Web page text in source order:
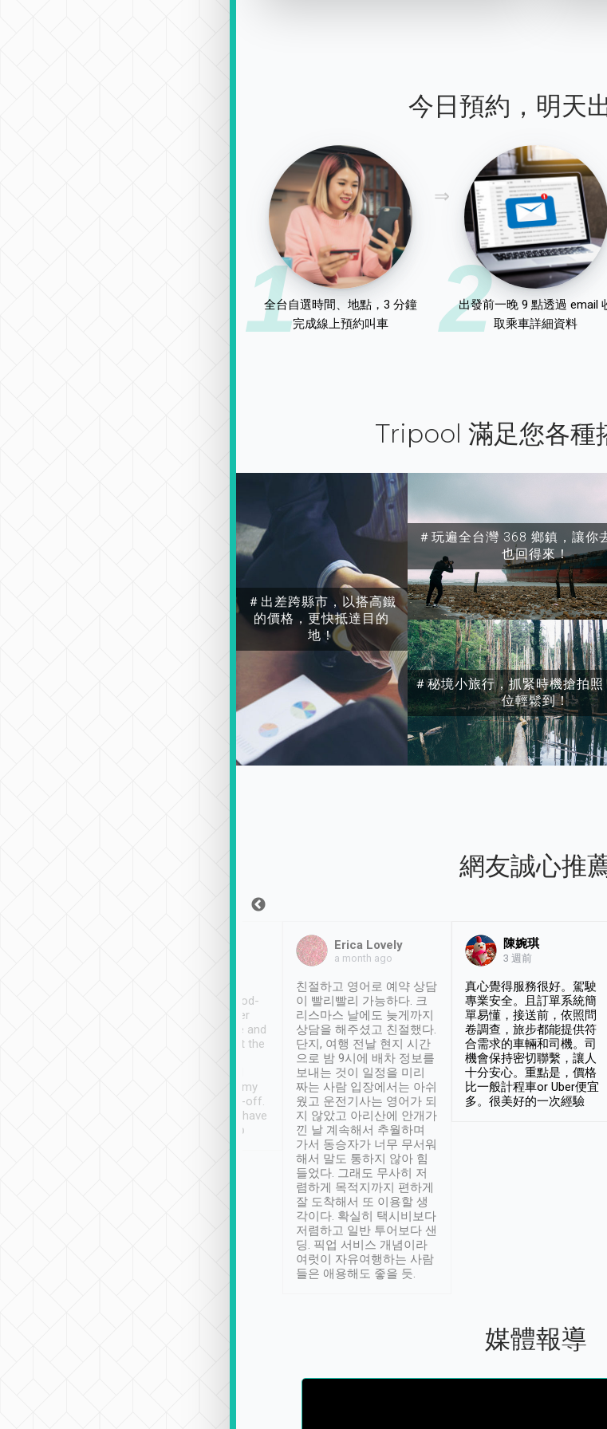
今日預約，明天
1
全台自選時間、地點，3 分鐘
完成線上預約叫車
2
出發前一晚 9 點透過 email
取乘車詳細資料
Tripool 滿足您各種
＃出差跨縣市，以搭高鐵
的價格，更快抵達目的
地！
＃玩遍全台灣 368 鄉鎮，讓你
也回得來！
＃秘境小旅行，抓緊時機搶拍照
位輕鬆到！
網友誠心推
service, vehicles in good-
condition and the driver
service was awesome and
thoughtful. Driver went the
have safely arrived at my
destination after drop-off.
Definitely something I have
not seen elsewhere 👍
Erica Lovely
a month ago
친절하고 영어로 예약 상담
이 빨리빨리 가능하다. 크
리스마스 날에도 늦게까지
상담을 해주셨고 친절했다.
단지, 여행 전날 현지 시간
으로 밤 9시에 배차 정보를
보내는 것이 일정을 미리
짜는 사람 입장에서는 아쉬
웠고 운전기사는 영어가 되
지 않았고 아리산에 안개가
낀 날 계속해서 추월하며
가서 동승자가 너무 무서워
해서 말도 통하지 않아 힘
들었다. 그래도 무사히 저
렴하게 목적지까지 편하게
잘 도착해서 또 이용할 생
각이다. 확실히 택시비보다
저렴하고 일반 투어보다 샌
딩. 픽업 서비스 개념이라
여럿이 자유여행하는 사람
들은 애용해도 좋을 듯.
陳婉琪
3 週前
真心覺得服務很好。駕駛
專業安全。且訂單系統簡
單易懂，接送前，依照問
卷調查，旅步都能提供符
合需求的車輛和司機。司
機會保持密切聯繫，讓人
十分安心。重點是，價格
比一般計程車or Uber便宜
多。很美好的一次經驗
媒體報導